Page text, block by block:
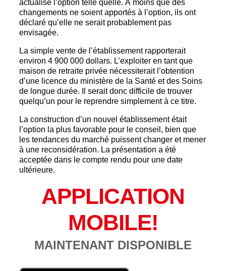
actualisé l’option telle quelle. À moins que des
changements ne soient apportés à l’option, ils ont
déclaré qu’elle ne serait probablement pas
envisagée.
La simple vente de l’établissement rapporterait
environ 4 900 000 dollars. L’exploiter en tant que
maison de retraite privée nécessiterait l’obtention
d’une licence du ministère de la Santé et des Soins
de longue durée. Il serait donc difficile de trouver
quelqu’un pour le reprendre simplement à ce titre.
La construction d’un nouvel établissement était
l’option la plus favorable pour le conseil, bien que
les tendances du marché puissent changer et mener
à une reconsidération. La présentation a été
acceptée dans le compte rendu pour une date
ultérieure.
APPLICATION
MOBILE!
MAINTENANT DISPONIBLE